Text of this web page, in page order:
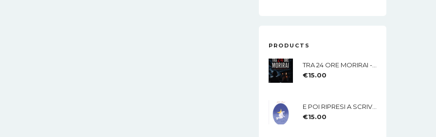
PRODUCTS
TRA 24 ORE MORIRAI - Di Lisa Imparato - Edizioni MEA
€15.00
E POI RIPRESI A SCRIVERE Di Nicola Mucci - Edizioni MEA
€15.00